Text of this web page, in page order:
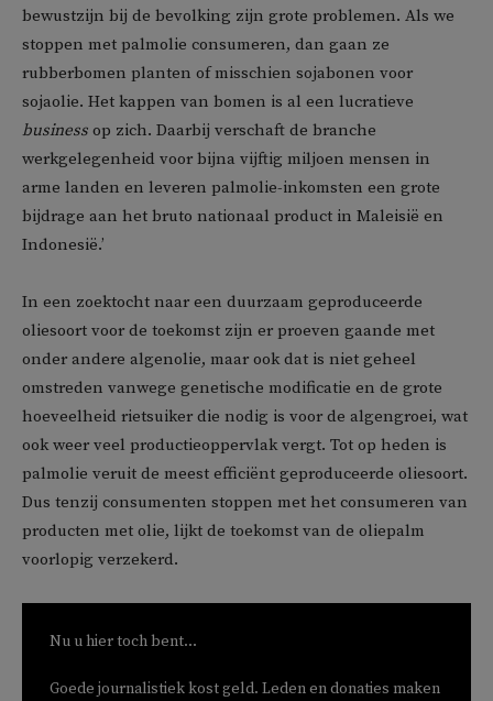
bewustzijn bij de bevolking zijn grote problemen. Als we
stoppen met palmolie consumeren, dan gaan ze
rubberbomen planten of misschien sojabonen voor
sojaolie. Het kappen van bomen is al een lucratieve
business op zich. Daarbij verschaft de branche
werkgelegenheid voor bijna vijftig miljoen mensen in
arme landen en leveren palmolie-inkomsten een grote
bijdrage aan het bruto nationaal product in Maleisië en
Indonesië.’
In een zoektocht naar een duurzaam geproduceerde
oliesoort voor de toekomst zijn er proeven gaande met
onder andere algenolie, maar ook dat is niet geheel
omstreden vanwege genetische modificatie en de grote
hoeveelheid rietsuiker die nodig is voor de algengroei, wat
ook weer veel productieoppervlak vergt. Tot op heden is
palmolie veruit de meest efficiënt geproduceerde oliesoort.
Dus tenzij consumenten stoppen met het consumeren van
producten met olie, lijkt de toekomst van de oliepalm
voorlopig verzekerd.
Nu u hier toch bent...
Goede journalistiek kost geld. Leden en donaties maken